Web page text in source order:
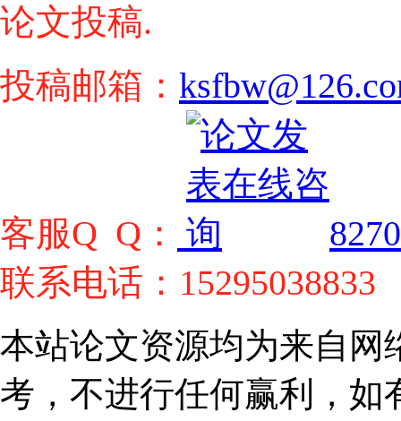
论文投稿.
投稿邮箱：
客服Q Q：
联系电话：15295038833
本站论文资源均为来自网
考，不进行任何赢利，如